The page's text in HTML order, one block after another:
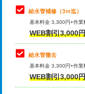
マス交換（土の掘削
マス交換（深さ50㎝
マス交換（深さ50㎝
コンクリート斫り（
理・調整・分解・加
止水・漏水調査・防
理・調整・分解・加
その他部品の脱着
交換・取付（タンク
給水管補修（3ｍ迄）
基本料金 3,300円+作
WEB割引3,000
給水管撤去
基本料金 3,300円+作
WEB割引3,000